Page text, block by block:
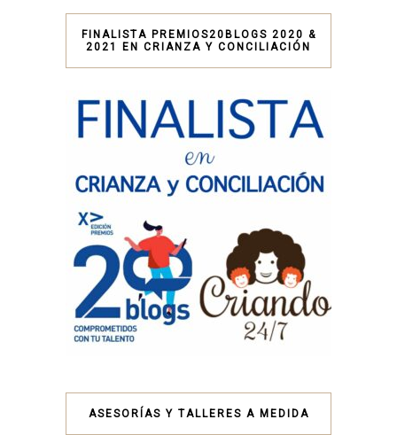
FINALISTA PREMIOS20BLOGS 2020 &
2021 EN CRIANZA Y CONCILIACIÓN
ASESORÍAS Y TALLERES A MEDIDA